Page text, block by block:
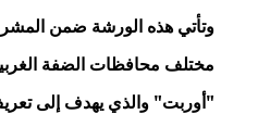
وتأتي هذه الورشة ضمن
مختلف محافظات الضفة
"أوربت" والذي يهدف إلى